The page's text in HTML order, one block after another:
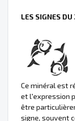
LES SIGNES
Ce minéral est
et l'expression
être
signe, souvent